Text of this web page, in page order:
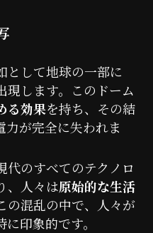
として地球の一部に
現します。このドーム
る効果を持ち、その結
力が完全に失われま
代のすべてのテクノロ
、人々は原始的な生活
の混乱の中で、人々が
印象的です。